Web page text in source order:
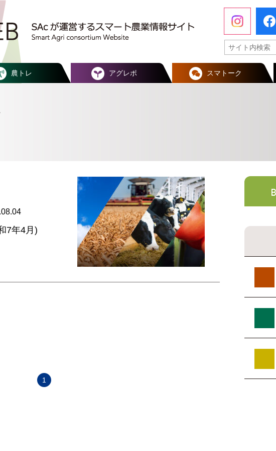
農トレ アグレポ スマトーク
7年4月)
1